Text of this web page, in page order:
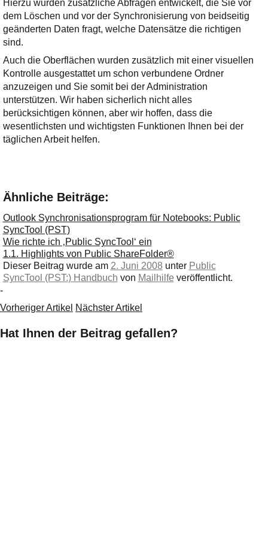
Hierzu wurden zusätzliche Abfragen entwickelt, die Sie vor
dem Löschen und vor der Synchronisierung von beidseitig
geänderten Daten fragt, welche Datensätze die richtigen
sind.
Auch die Oberflächen wurden zusätzlich mit einer visuellen
Kontrolle ausgestattet um schon verbundene Ordner
anzuzeigen und Sie somit bei der Administration
unterstützen. Wir haben sicherlich nicht alles
berücksichtigen können, aber wir hoffen, dass die
wesentlichsten und wichtigsten Funktionen Ihnen bei der
täglichen Arbeit helfen.
Ähnliche Beiträge:
Outlook Synchronisationsprogram für Notebooks: Public
SyncTool (PST)
Wie richte ich ‚Public SyncTool‘ ein
1.1. Highlights von Public ShareFolder®
Dieser Beitrag wurde am 2. Juni 2008 unter Public
SyncTool (PST:) Handbuch von Mailhilfe veröffentlicht.
-
Vorheriger Artikel Nächster Artikel
Hat Ihnen der Beitrag gefallen?